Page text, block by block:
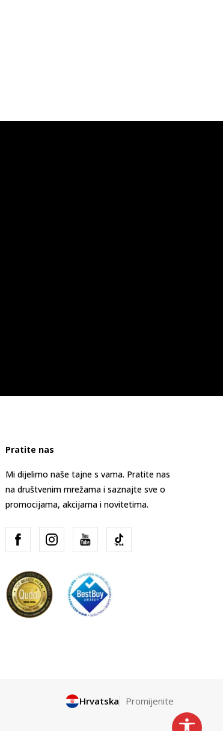
Pratite nas
Mi dijelimo naše tajne s vama. Pratite nas
na društvenim mrežama i saznajte sve o
promocijama, akcijama i novitetima.
Hrvatska Promijenite